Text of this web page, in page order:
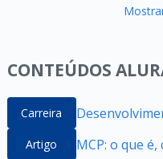
CONTEÚDOS
Carreira
Artigo MCP: o que